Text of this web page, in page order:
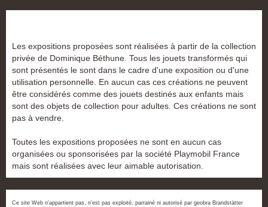
Les expositions proposées sont réalisées à partir de la collection
privée de Dominique Béthune. Tous les jouets transformés qui
sont présentés le sont dans le cadre d'une exposition ou d'une
utilisation personnelle. En aucun cas ces créations ne peuvent
être considérés comme des jouets destinés aux enfants mais
sont des objets de collection pour adultes. Ces créations ne sont
pas à vendre.
Toutes les expositions proposées ne sont en aucun cas
organisées ou sponsorisées par la société Playmobil France
mais sont réalisées avec leur aimable autorisation.
Ce site Web n'appartient pas, n'est pas exploité, parrainé ni autorisé par geobra Brandstätter